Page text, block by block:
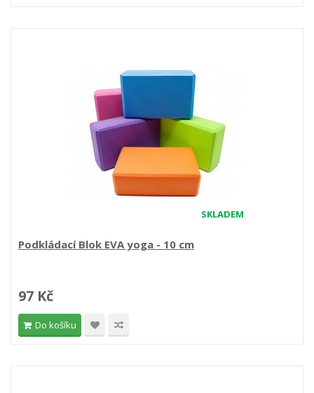
SKLADEM
Podkládací Blok EVA yoga - 10 cm
97 Kč
Do košíku